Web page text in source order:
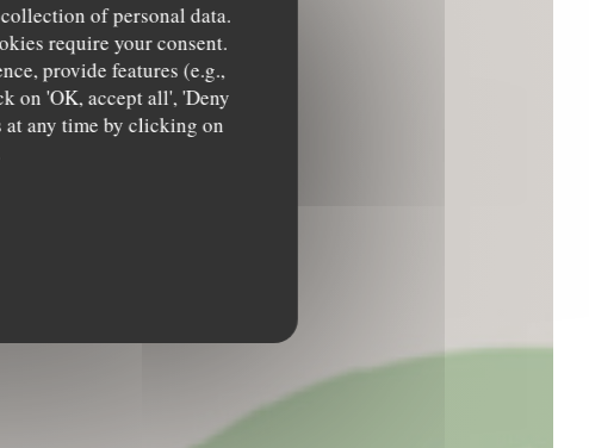
of personal data.
require your consent.
provide features (e.g.,
on 'OK, accept all', 'Deny
at any time by clicking on